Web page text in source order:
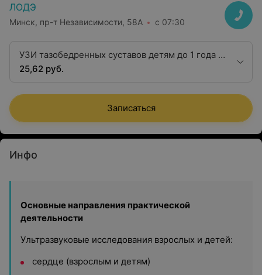
ЛОДЭ
Минск, пр-т Независимости, 58А с 07:30
УЗИ тазобедренных суставов детям до 1 года с
окружающими мягкими тканями (на приеме
25,62 руб.
Записаться
Инфо
Основные направления практической
деятельности
Ультразвуковые исследования взрослых и детей:
сердце (взрослым и детям)